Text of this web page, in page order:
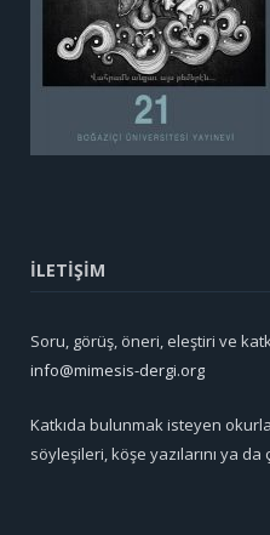
İLETİŞİM
Soru, görüş, öneri, eleştiri ve
info@mimesis-dergi.org
Katkıda bulunmak isteyen
söyleşileri, köşe yazılarını ya